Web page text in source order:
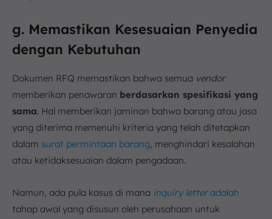
g. Memastikan Kesesuaian Penyedia
dengan Kebutuhan
Dokumen RFQ memastikan bahwa semua vendor
memberikan penawaran berdasarkan spesifikasi yang
sama. Hal memberikan jaminan bahwa barang atau jasa
yang diterima memenuhi kriteria yang telah ditetapkan
dalam surat permintaan barang, menghindari kesalahan
atau ketidaksesuaian dalam pengadaan.
Namun, ada pula kasus di mana inquiry letteradalah
tahap awal yang disusun oleh perusahaan untuk